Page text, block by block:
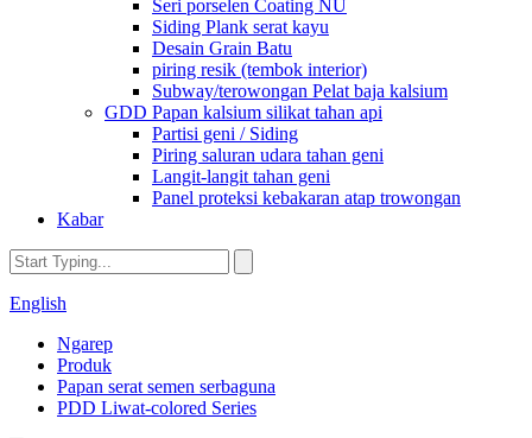
Seri porselen Coating NU
Siding Plank serat kayu
Desain Grain Batu
piring resik (tembok interior)
Subway/terowongan Pelat baja kalsium
GDD Papan kalsium silikat tahan api
Partisi geni / Siding
Piring saluran udara tahan geni
Langit-langit tahan geni
Panel proteksi kebakaran atap trowongan
Kabar
English
Ngarep
Produk
Papan serat semen serbaguna
PDD Liwat-colored Series